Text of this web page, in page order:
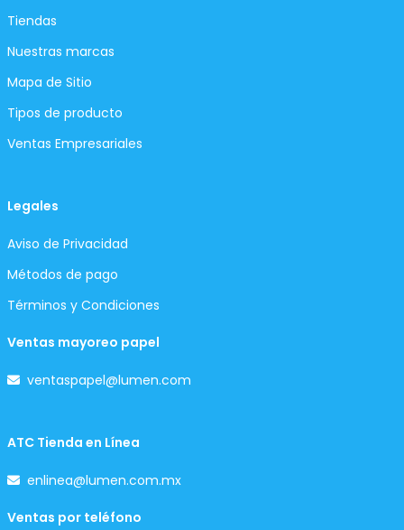
Tiendas
Nuestras marcas
Mapa de Sitio
Tipos de producto
Ventas Empresariales
Legales
Aviso de Privacidad
Métodos de pago
Términos y Condiciones
Ventas mayoreo papel
ventaspapel@lumen.com
ATC Tienda en Línea
enlinea@lumen.com.mx
Ventas por teléfono